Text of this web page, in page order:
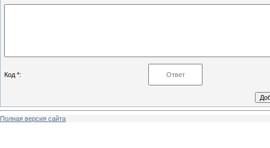
Код *:
Полная версия сайта